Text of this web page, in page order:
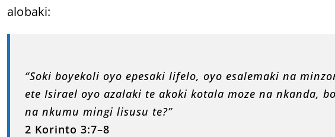
alobaki:
“Soki boyekoli oyo epesaki lifelo, oyo esalemaki na
ete Isirael oyo azalaki te akoki kotala moze na nkanda,
na nkumu mingi lisusu te?”
2 Korinto 3:7–8